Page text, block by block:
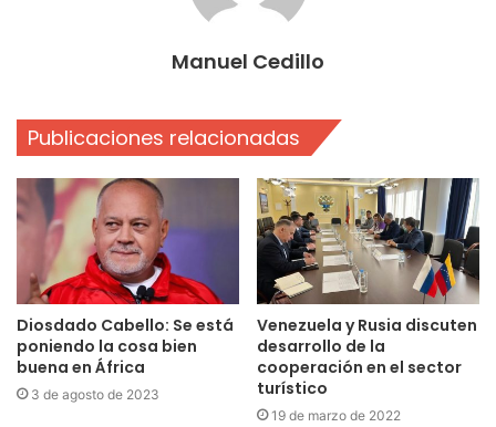
Manuel Cedillo
Publicaciones relacionadas
Diosdado Cabello: Se está
poniendo la cosa bien
buena en África
3 de agosto de 2023
Venezuela y Rusia discuten
desarrollo de la
cooperación en el sector
turístico
19 de marzo de 2022